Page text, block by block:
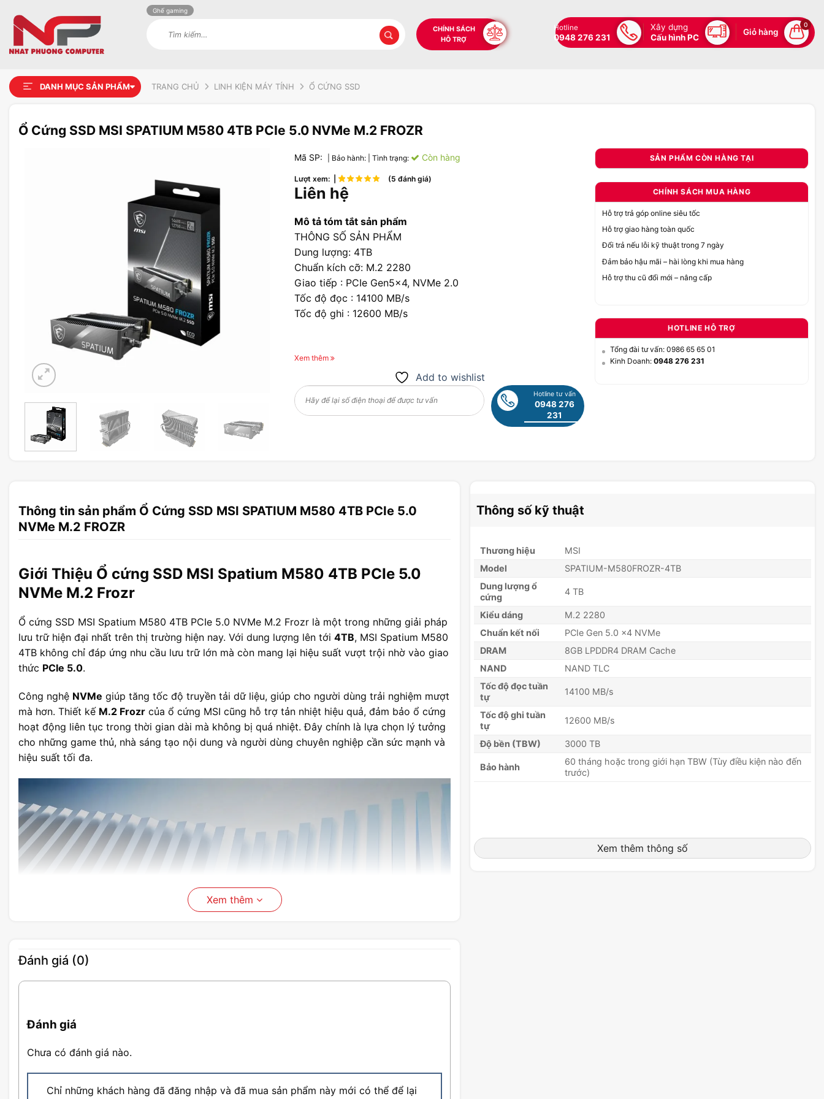
Ghế gaming
CHÍNH SÁCH
HỖ TRỢ
Hotline
0948 276 231
Xây dựng
Cấu hình PC
Giỏ hàng
0
DANH MỤC SẢN PHẨM TRANG CHỦ LINH KIỆN MÁY TÍNH Ổ CỨNG SSD
Ổ Cứng SSD MSI SPATIUM M580 4TB PCIe 5.0 NVMe M.2 FROZR
Mã SP: | Bảo hành: | Tình trạng: Còn hàng
Lượt xem: | (5 đánh giá)
Liên hệ
Mô tả tóm tắt sản phẩm
THÔNG SỐ SẢN PHẨM
Dung lượng: 4TB
Chuẩn kích cỡ: M.2 2280
Giao tiếp : PCIe Gen5x4, NVMe 2.0
Tốc độ đọc : 14100 MB/s
Tốc độ ghi : 12600 MB/s
Xem thêm
Add to wishlist
Hotline tư vấn
0948 276
231
SẢN PHẨM CÒN HÀNG TẠI
CHÍNH SÁCH MUA HÀNG
Hỗ trợ trả góp online siêu tốc
Hỗ trợ giao hàng toàn quốc
Đổi trả nếu lỗi kỹ thuật trong 7 ngày
Đảm bảo hậu mãi – hài lòng khi mua hàng
Hỗ trợ thu cũ đổi mới – nâng cấp
HOTLINE HỖ TRỢ
Tổng đài tư vấn: 0986 65 65 01
Kinh Doanh: 0948 276 231
Thông tin sản phẩm Ổ Cứng SSD MSI SPATIUM M580 4TB PCIe 5.0
NVMe M.2 FROZR
Giới Thiệu Ổ cứng SSD MSI Spatium M580 4TB PCIe 5.0
NVMe M.2 Frozr
Ổ cứng SSD MSI Spatium M580 4TB PCIe 5.0 NVMe M.2 Frozr là một trong những giải pháp
lưu trữ hiện đại nhất trên thị trường hiện nay. Với dung lượng lên tới 4TB, MSI Spatium M580
4TB không chỉ đáp ứng nhu cầu lưu trữ lớn mà còn mang lại hiệu suất vượt trội nhờ vào giao
thức PCIe 5.0.
Công nghệ NVMe giúp tăng tốc độ truyền tải dữ liệu, giúp cho người dùng trải nghiệm mượt
mà hơn. Thiết kế M.2 Frozr của ổ cứng MSI cũng hỗ trợ tản nhiệt hiệu quả, đảm bảo ổ cứng
hoạt động liên tục trong thời gian dài mà không bị quá nhiệt. Đây chính là lựa chọn lý tưởng
cho những game thủ, nhà sáng tạo nội dung và người dùng chuyên nghiệp cần sức mạnh và
hiệu suất tối đa.
Xem thêm
Đánh giá (0)
Đánh giá
Chưa có đánh giá nào.
Chỉ những khách hàng đã đăng nhập và đã mua sản phẩm này mới có thể để lại
Thông số kỹ thuật
Thương hiệu
MSI
Model
SPATIUM-M580FROZR-4TB
Dung lượng ổ
cứng
4 TB
Kiểu dáng
M.2 2280
Chuẩn kết nối
PCIe Gen 5.0 x4 NVMe
DRAM
8GB LPDDR4 DRAM Cache
NAND
NAND TLC
Tốc độ đọc tuần
tự
14100 MB/s
Tốc độ ghi tuần
tự
12600 MB/s
Độ bền (TBW) 3000 TB
Bảo hành
60 tháng hoặc trong giới hạn TBW (Tùy điều kiện nào đến
trước)
Xem thêm thông số